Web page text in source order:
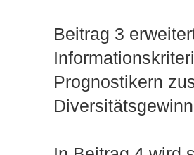
Beitrag 3
Prognostikern